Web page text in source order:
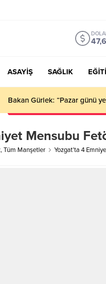
ASAYİŞ SAĞLIK
Bakan Gürlek: “Pazar günü
Mensubu
,Tüm Manşetler Yozgat’ta 4